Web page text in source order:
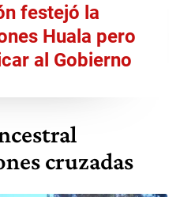
festejó la
Huala pero
al Gobierno
cruzadas